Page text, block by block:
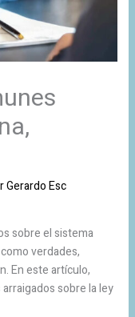
Gerardo Esc
sobre el sistema
verdades,
En este artículo,
sobre la ley